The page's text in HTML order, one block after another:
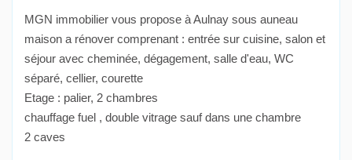
MGN immobilier vous propose à Aulnay sous auneau
maison a rénover comprenant : entrée sur cuisine, salon et
séjour avec cheminée, dégagement, salle d'eau, WC
séparé, cellier, courette
Etage : palier, 2 chambres
chauffage fuel , double vitrage sauf dans une chambre
2 caves